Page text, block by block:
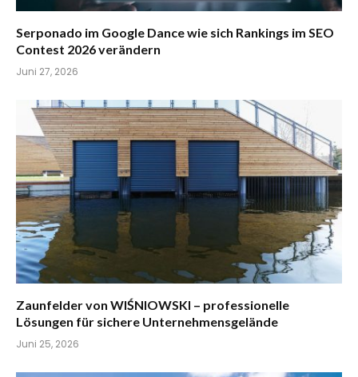
Serponado im Google Dance wie sich Rankings im SEO
Contest 2026 verändern
Juni 27, 2026
Zaunfelder von WIŚNIOWSKI – professionelle
Lösungen für sichere Unternehmensgelände
Juni 25, 2026